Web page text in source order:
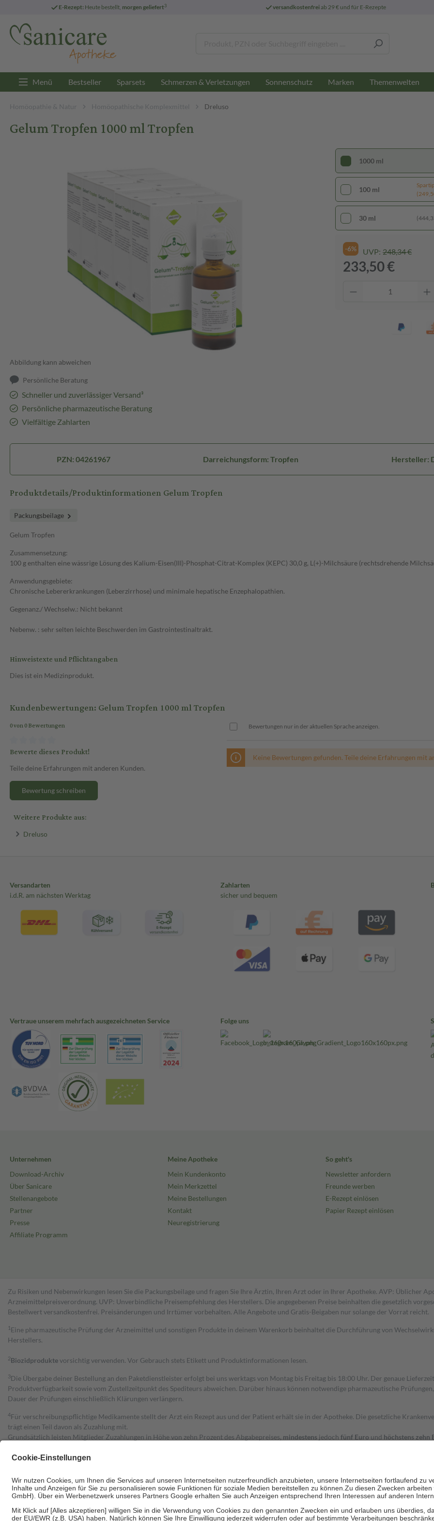
E-Rezept: Heute bestellt, morgen geliefert3 versandkostenfreiab 29 € und für E-Rezepte
Menü Bestseller Sparsets Schmerzen & Verletzungen Sonnenschutz Marken Themenwelten
Homöopathie & Natur Homöopathische Komplexmittel Dreluso
Gelum Tropfen 1000 ml Tropfen
Abbildung kann abweichen
Persönliche Beratung
Schneller und zuverlässiger Versand³
Persönliche pharmazeutische Beratung
Vielfältige Zahlarten
1000 ml
100 ml
30 ml
-6% UVP: 248,34 €
233,50 €
PZN: 04261967 Darreichungsform: Tropfen Hersteller:
Produktdetails/Produktinformationen Gelum Tropfen
Packungsbeilage
Gelum Tropfen
Zusammensetzung:
100 g enthalten eine wässrige Lösung des Kalium-Eisen(III)-Phosphat-Citrat-Komplex (KEPC) 30,0 g, L(+)-Milchsäure (rechtsdrehende
Anwendungsgebiete:
Chronische Lebererkrankungen (Leberzirrhose) und minimale hepatische Enzephalopathien.
Gegenanz./ Wechselw.: Nicht bekannt
Nebenw. : sehr selten leichte Beschwerden im Gastrointestinaltrakt.
Hinweistexte und Pflichtangaben
Dies ist ein Medizinprodukt.
Kundenbewertungen: Gelum Tropfen 1000 ml Tropfen
0 von 0 Bewertungen
Bewerte dieses Produkt!
Teile deine Erfahrungen mit anderen Kunden.
Bewertung schreiben
Bewertungen nur in der aktuellen Sprache anzeigen.
Keine Bewertungen gefunden. Teile deine Erfahrungen mit
Weitere Produkte aus:
Dreluso
Versandarten
i.d.R. am nächsten Werktag
Zahlarten
sicher und bequem
Vertraue unserem mehrfach ausgezeichneten Service Folge uns
Unternehmen
Download-Archiv
Über Sanicare
Stellenangebote
Partner
Presse
Affiliate Programm
Meine Apotheke
Mein Kundenkonto
Mein Merkzettel
Meine Bestellungen
Kontakt
Neuregistrierung
So geht's
Newsletter anfordern
Freunde werben
E-Rezept einlösen
Papier Rezept einlösen
Zu Risiken und Nebenwirkungen lesen Sie die Packungsbeilage und fragen Sie Ihre Ärztin, Ihren Arzt oder in Ihrer Apotheke. AVP: Üblicher
Arzneimittelpreisverordnung. UVP: Unverbindliche Preisempfehlung des Herstellers. Die angegebenen Preise beinhalten die gesetzlich
Bestell­wert versand­kosten­frei. Preisänderungen und Irrtümer vorbehalten. Alle Angebote und Gratis-Beigaben nur solange der Vorrat reicht.
1 Eine pharmazeutische Prüfung der Arzneimittel und sonstigen Produkte in deinem Warenkorb beinhaltet die Durchführung von
Herstellers.
2Biozidproduktevorsichtig verwenden. Vor Gebrauch stets Etikett und Produktinformationen lesen.
3Die Übergabe deiner Bestellung an den Paketdienstleister erfolgt bei uns werktags von Montag bis Freitag bis 18:00 Uhr. Der genaue
Produktverfügbarkeit sowie vom Zustellzeitpunkt des Spediteurs abweichen. Darüber hinaus können notwendige pharmazeutische
Dauer der Prüfungen einschließlich Klärungen verlängern.
4Für verschreibungspflichtige Medikamente stellt der Arzt ein Rezept aus und der Patient erhält sie in der Apotheke. Die gesetzliche
trägt einen Teil davon als Zuzahlung mit.
Grundsätzlich leisten Mitglieder Zuzahlungen in Höhe von zehn Prozent des Abgabepreises, mindestens jedoch fünf Euro und höchstens zehn
Diese Regeln gelten grundsätzlich auch für Online-Apotheken.
Um das Engagement der Versicherten für ihre eigene Gesundheit zu stärken und die besondere Stellung der Familie zu unterstützen, fallen
• Kindern und Jugendlichen bis zum vollendeten 18. Lebensjahr mit Ausnahme der Fahrkosten
• Untersuchungen zur Vorsorge und Früherkennung, die von der GKV getragen werden
• empfohlenen Schutzimpfungen
• Harn- und Blutteststreifen